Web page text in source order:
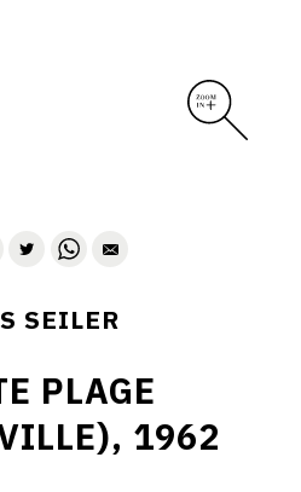
SEILER
PLAGE
1962